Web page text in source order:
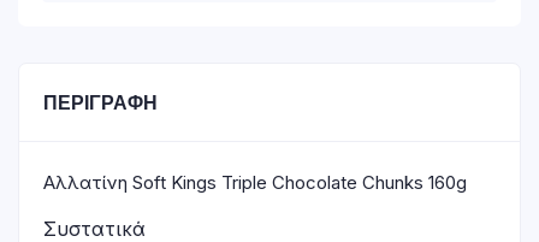
ΠΕΡΙΓΡΑΦΉ
Αλλατίνη Soft Kings Triple Chocolate Chunks 160g
Συστατικά